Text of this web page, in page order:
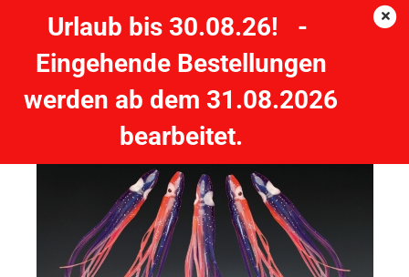
Urlaub bis 30.08.26! -
Eingehende Bestellungen
werden ab dem 31.08.2026
bearbeitet.
BALZER Octopus 9 cm Blau-Pink-Glitter - 5 Stück